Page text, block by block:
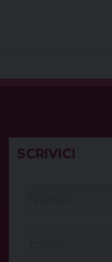
SCRIVICI